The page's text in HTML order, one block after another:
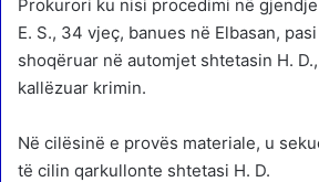
Prokurori ku nisi procedimi në
E. S., 34 vjeç, banues në Elbasan,
shoqëruar në automjet shtetasin H.
kallëzuar krimin.
Në cilësinë e provës materiale, u
të cilin qarkullonte shtetasi H. D.